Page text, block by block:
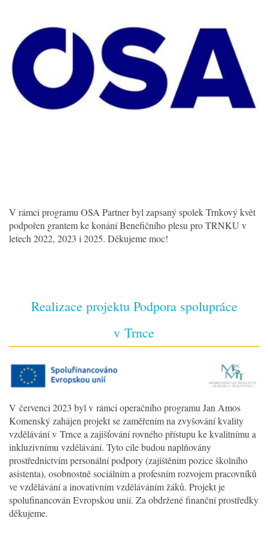
V rámci programu OSA Partner byl zapsaný spolek Trnkový květ
podpořen grantem ke konání Benefičního plesu pro TRNKU v
letech 2022, 2023 i 2025. Děkujeme moc!
Realizace projektu Podpora spolupráce
v Trnce
V červenci 2023 byl v rámci operačního programu Jan Amos
Komenský zahájen projekt se zaměřením na zvyšování kvality
vzdělávání v Trnce a zajišťování rovného přístupu ke kvalitnímu a
inkluzivnímu vzdělávání. Tyto cíle budou naplňovány
prostřednictvím personální podpory (zajištěním pozice školního
asistenta), osobnostně sociálním a profesním rozvojem pracovníků
ve vzdělávání a inovativním vzděláváním žáků. Projekt je
spolufinancován Evropskou unií. Za obdržené finanční prostředky
děkujeme.